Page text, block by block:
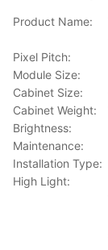
Product Name:
Pixel Pitch:
Module Size:
Cabinet Size:
Cabinet Weight:
Brightness:
Maintenance:
Installation Type:
High Light: